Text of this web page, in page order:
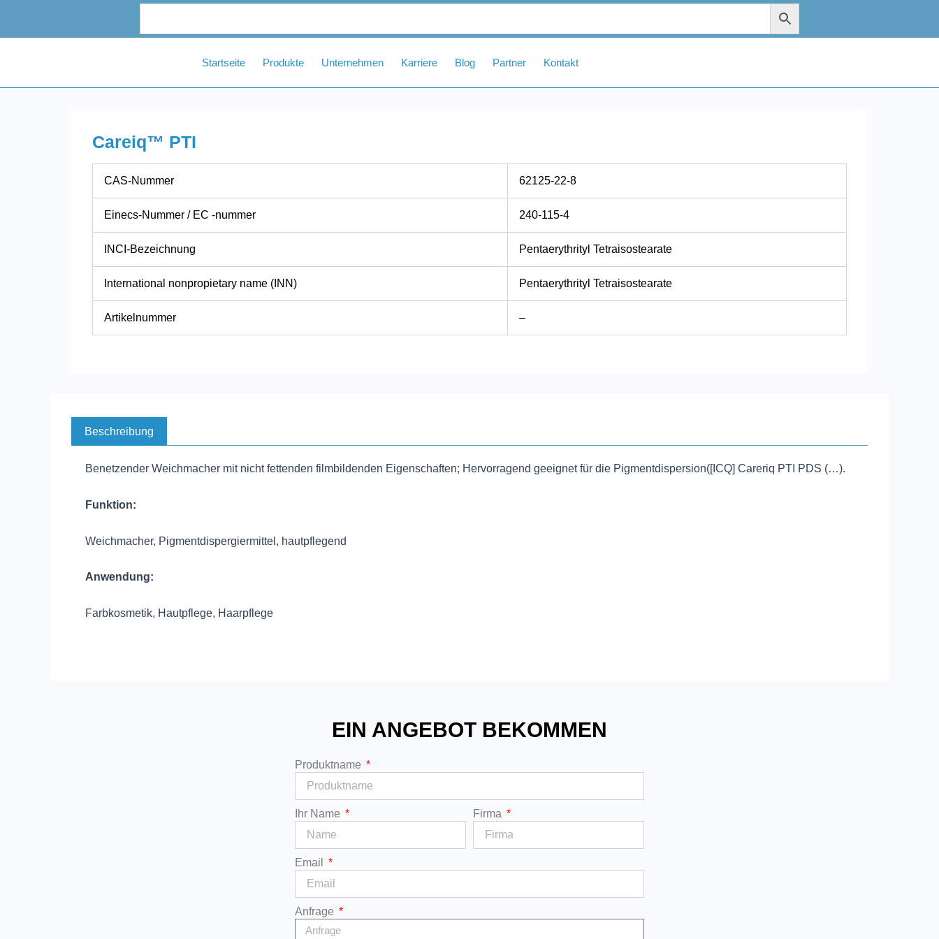
Startseite
Produkte Unternehmen Karriere Blog Partner Kontakt
Careiq™ PTI
CAS-Nummer 62125-22-8
Einecs-Nummer / EC -nummer 240-115-4
INCI-Bezeichnung Pentaerythrityl Tetraisostearate
International nonpropietary name (INN) Pentaerythrityl Tetraisostearate
Artikelnummer –
Beschreibung
Benetzender Weichmacher mit nicht fettenden filmbildenden Eigenschaften; Hervorragend geeignet für die Pigmentdispersion​([ICQ] Careriq PTI PDS (…).
Funktion:
Weichmacher, Pigmentdispergiermittel, hautpflegend
Anwendung:
Farbkosmetik, Hautpflege, Haarpflege
EIN ANGEBOT BEKOMMEN
Produktname
Ihr Name Firma
Email
Anfrage